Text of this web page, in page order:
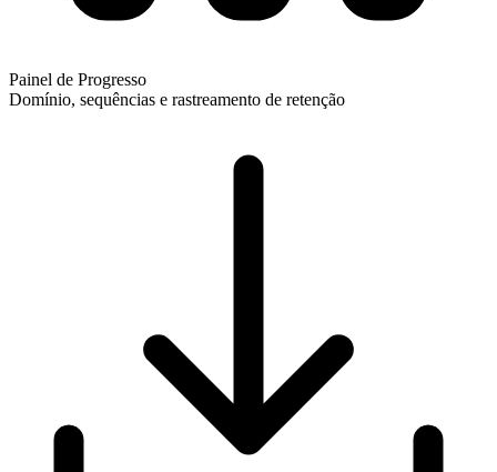
Painel de Progresso
Domínio, sequências e rastreamento de retenção